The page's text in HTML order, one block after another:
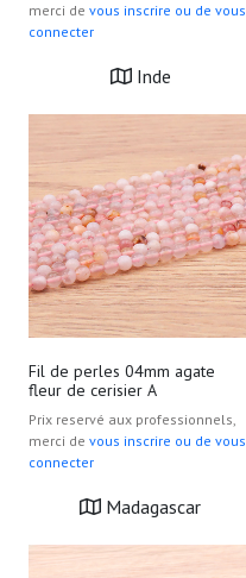
merci de vous inscrire ou de vous
connecter
Inde
Fil de perles 04mm agate
fleur de cerisier A
Prix reservé aux professionnels,
merci de vous inscrire ou de vous
connecter
Madagascar